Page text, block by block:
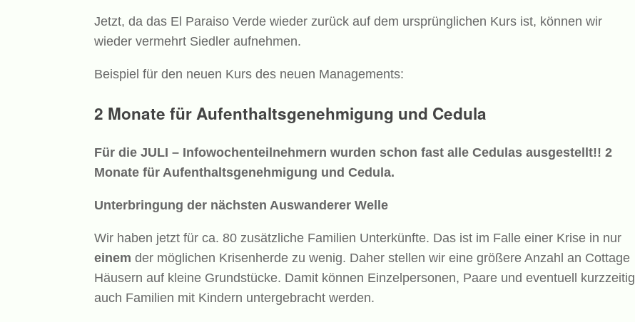
Jetzt, da das El Paraiso Verde wieder zurück auf dem ursprünglichen Kurs ist, können wir
wieder vermehrt Siedler aufnehmen.
Beispiel für den neuen Kurs des neuen Managements:
2 Monate für Aufenthaltsgenehmigung und Cedula
Für die JULI – Infowochenteilnehmern wurden schon fast alle Cedulas ausgestellt!! 2
Monate für Aufenthaltsgenehmigung und Cedula.
Unterbringung der nächsten Auswanderer Welle
Wir haben jetzt für ca. 80 zusätzliche Familien Unterkünfte. Das ist im Falle einer Krise in nur
einem der möglichen Krisenherde zu wenig. Daher stellen wir eine größere Anzahl an Cottage
Häusern auf kleine Grundstücke. Damit können Einzelpersonen, Paare und eventuell kurzzeitig
auch Familien mit Kindern untergebracht werden.